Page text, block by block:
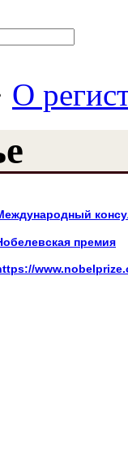
О
премия